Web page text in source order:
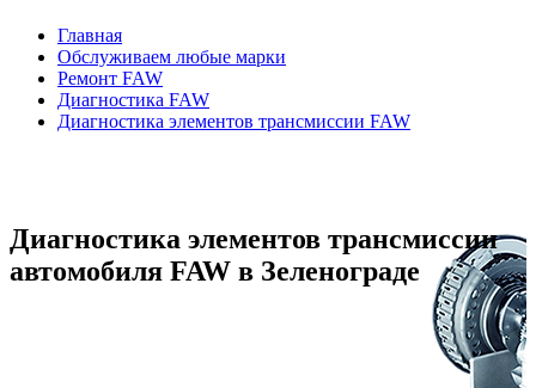
Главная
Обслуживаем любые марки
Ремонт FAW
Диагностика FAW
Диагностика элементов трансмиссии FAW
Диагностика элементов трансмиссии
автомобиля FAW в Зеленограде